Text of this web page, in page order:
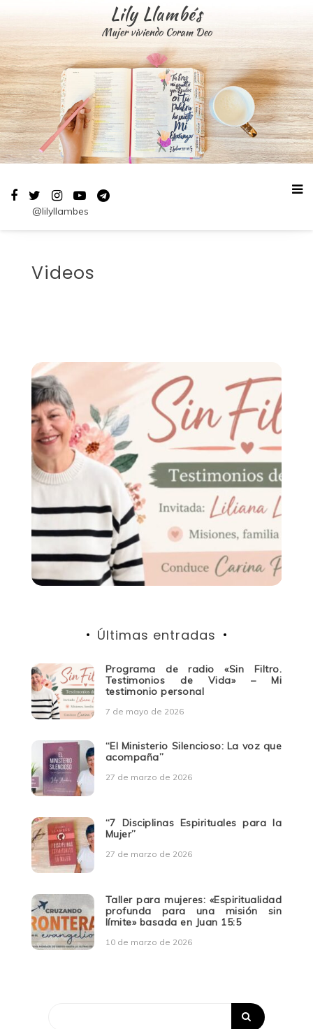
Lily Llambés
Mujer viviendo Coram Deo
@lilyllambes
Videos
Últimas entradas
Programa de radio «Sin Filtro.
Testimonios de Vida» – Mi
testimonio personal
7 de mayo de 2026
“El Ministerio Silencioso: La voz que
acompaña”
27 de marzo de 2026
“7 Disciplinas Espirituales para la
Mujer”
27 de marzo de 2026
Taller para mujeres: «Espiritualidad
profunda para una misión sin
límite» basada en Juan 15:5
10 de marzo de 2026